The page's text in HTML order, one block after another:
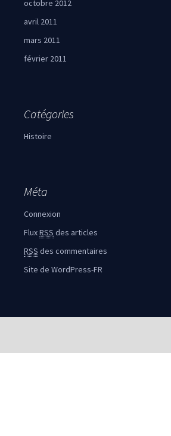
octobre 2012
avril 2011
mars 2011
février 2011
Catégories
Histoire
Méta
Connexion
FluxRSS des articles
RSS des commentaires
Site de WordPress-FR